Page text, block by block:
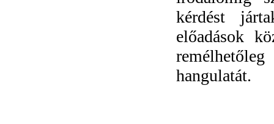
kérdést
előadások
hangulatát.